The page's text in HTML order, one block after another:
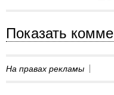
Показать
На правах рекламы